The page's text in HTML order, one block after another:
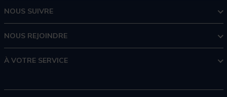
NOUS SUIVRE
NOUS REJOINDRE
À VOTRE SERVICE